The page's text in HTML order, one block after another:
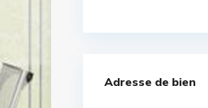
Adresse de bien